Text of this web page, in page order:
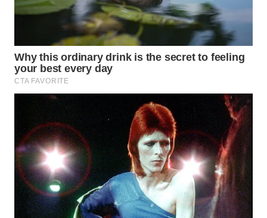
TIMUR
WN
SEMARANG
WN
SOLO
WN
BOROBUDUR
WN